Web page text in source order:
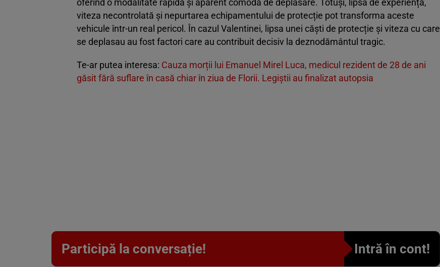
oferind o modalitate rapidă și aparent comodă de deplasare. Totuși, lipsa de experiență,
viteza necontrolată și nepurtarea echipamentului de protecție pot transforma aceste
vehicule într-un real pericol. În cazul Valentinei, lipsa unei căști de protecție și viteza cu care
se deplasau au fost factori care au contribuit decisiv la deznodământul tragic.
Te-ar putea interesa: Cauza morții lui Emanuel Mirel Luca, medicul rezident de 28 de ani
găsit fără suflare în casă chiar în ziua de Florii. Legiștii au finalizat autopsia
Participă la conversație! Intră în cont!